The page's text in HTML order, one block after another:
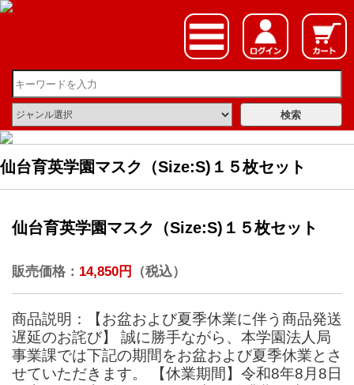
仙台育英学園マスク（Size:S)１５枚セット
仙台育英学園マスク（Size:S)１５枚セット
販売価格： 14,850円 （税込）
商品説明：【お盆および夏季休業に伴う商品発送
遅延のお詫び】 誠に勝手ながら、本学園法人局
事業課では下記の期間をお盆および夏季休業とさ
せていただきます。 【休業期間】令和8年8月8日